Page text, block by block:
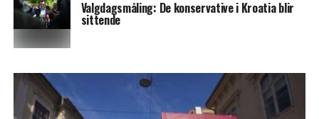
Valgdagsmåling: De konservative i Kroatia blir
sittende